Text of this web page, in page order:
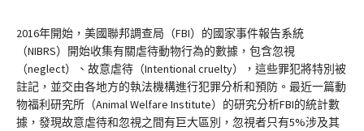
2016年開始，美國聯邦調查局（FBI）的國家事件報告系統
（NIBRS）開始收集有關虐待動物行為的數據，包含忽視
（neglect）、故意虐待（Intentional cruelty），這些罪犯將特別被
註記，並交由各地方的執法機構進行犯罪分析和預防。最近一篇動
物福利研究所（Animal Welfare Institute）的研究分析FBI的統計數
據，發現故意虐待和忽視之間有巨大區別，忽視者只有5%涉及其